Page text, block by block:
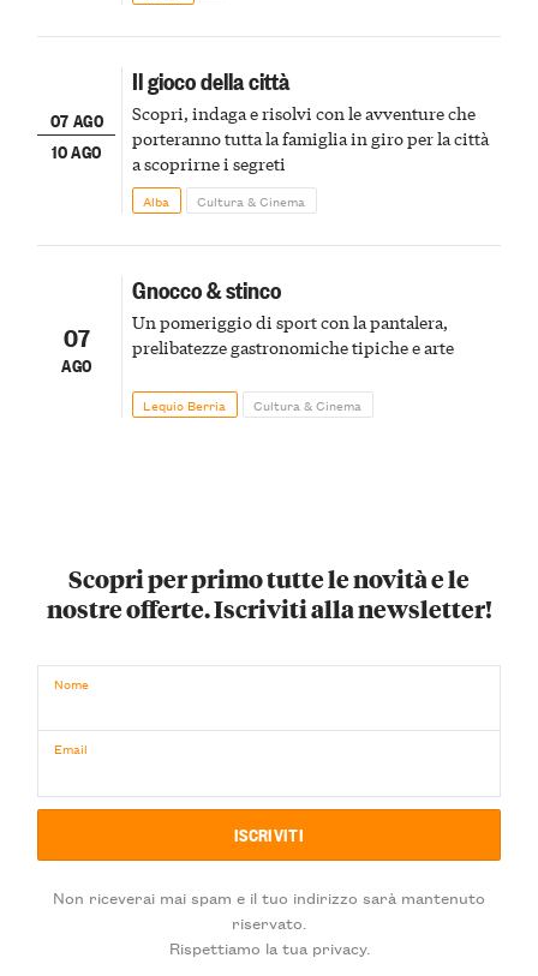
07 AGO
10 AGO
Il gioco della città
Scopri, indaga e risolvi con le avventure che
porteranno tutta la famiglia in giro per la città
a scoprirne i segreti
Alba Cultura & Cinema
07
AGO
Gnocco & stinco
Un pomeriggio di sport con la pantalera,
prelibatezze gastronomiche tipiche e arte
Lequio Berria Cultura & Cinema
Scopri per primo tutte le novità e le
nostre offerte. Iscriviti alla newsletter!
Nome
Email
Non riceverai mai spam e il tuo indirizzo sarà mantenuto
riservato.
Rispettiamo la tua privacy.